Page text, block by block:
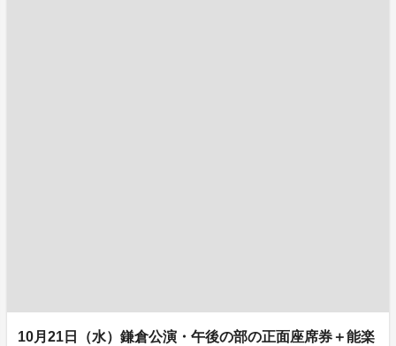
10月21日（水）鎌倉公演・午後の部の正面座席券＋能楽